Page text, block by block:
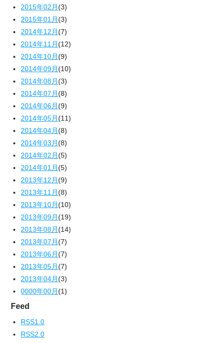
2015年02月(3)
2015年01月(3)
2014年12月(7)
2014年11月(12)
2014年10月(9)
2014年09月(10)
2014年08月(3)
2014年07月(8)
2014年06月(9)
2014年05月(11)
2014年04月(8)
2014年03月(8)
2014年02月(5)
2014年01月(5)
2013年12月(9)
2013年11月(8)
2013年10月(10)
2013年09月(19)
2013年08月(14)
2013年07月(7)
2013年06月(7)
2013年05月(7)
2013年04月(3)
0000年00月(1)
Feed
RSS1.0
RSS2.0